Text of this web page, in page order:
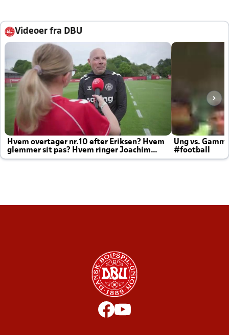
Videoer fra DBU
Hvem overtager nr.10 efter Eriksen? Hvem
glemmer sit pas? Hvem ringer Joachim
altid til efter kampe?
Ung vs.
#football